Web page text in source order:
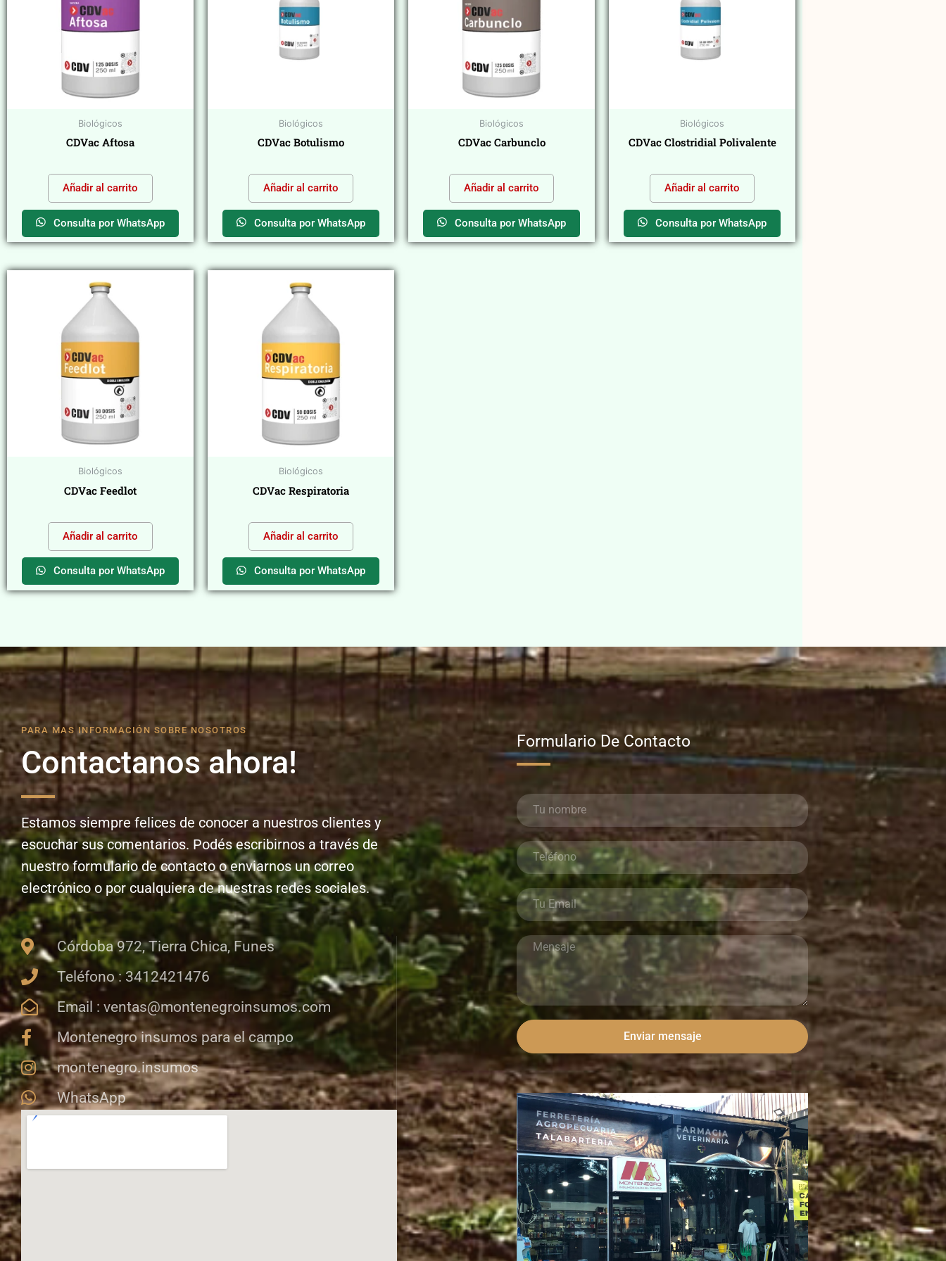
Biológicos
CDVac Aftosa
Añadir al carrito
Consulta por WhatsApp
Biológicos
CDVac Botulismo
Añadir al carrito
Consulta por WhatsApp
Biológicos
CDVac Carbunclo
Añadir al carrito
Consulta por WhatsApp
Biológicos
CDVac Clostridial Polivalente
Añadir al carrito
Consulta por WhatsApp
Biológicos
CDVac Feedlot
Añadir al carrito
Consulta por WhatsApp
Biológicos
CDVac Respiratoria
Añadir al carrito
Consulta por WhatsApp
PARA MAS INFORMACIÓN SOBRE NOSOTROS
Contactanos ahora!
Estamos siempre felices de conocer a nuestros clientes y
escuchar sus comentarios. Podés escribirnos a través de
nuestro formulario de contacto o enviarnos un correo
electrónico o por cualquiera de nuestras redes sociales.
Córdoba 972, Tierra Chica, Funes
Teléfono : 3412421476
Email : ventas@montenegroinsumos.com
Montenegro insumos para el campo
montenegro.insumos
WhatsApp
Formulario De Contacto
Enviar mensaje